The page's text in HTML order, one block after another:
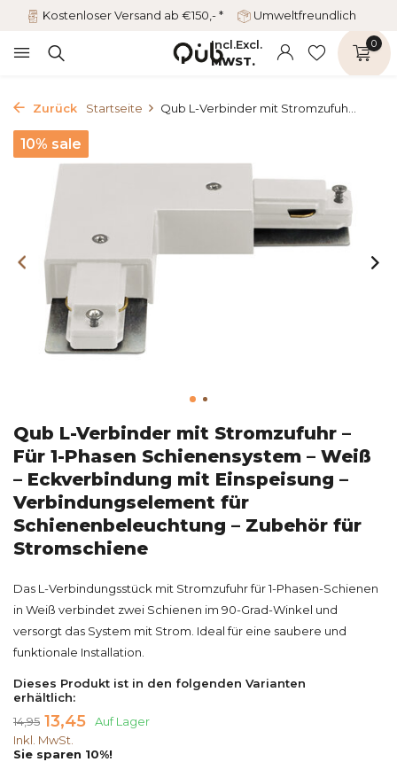
Kostenloser Versand ab €150,- * Umweltfreundlich
Incl.Excl.
MWST.
0
Zurück Startseite Qub L-Verbinder mit Stromzufuh...
10% sale
Qub L-Verbinder mit Stromzufuhr –
Für 1-Phasen Schienensystem – Weiß
– Eckverbindung mit Einspeisung –
Verbindungselement für
Schienenbeleuchtung – Zubehör für
Stromschiene
Das L-Verbindungsstück mit Stromzufuhr für 1-Phasen-Schienen
in Weiß verbindet zwei Schienen im 90-Grad-Winkel und
versorgt das System mit Strom. Ideal für eine saubere und
funktionale Installation.
Dieses Produkt ist in den folgenden Varianten
erhältlich:
14,95 13,45
Auf Lager
Inkl. MwSt.
Sie sparen 10%!